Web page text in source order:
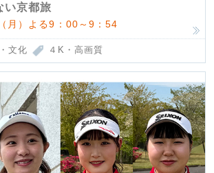
い京都旅
月）よる9：00～9：54
文化 ４K・高画質